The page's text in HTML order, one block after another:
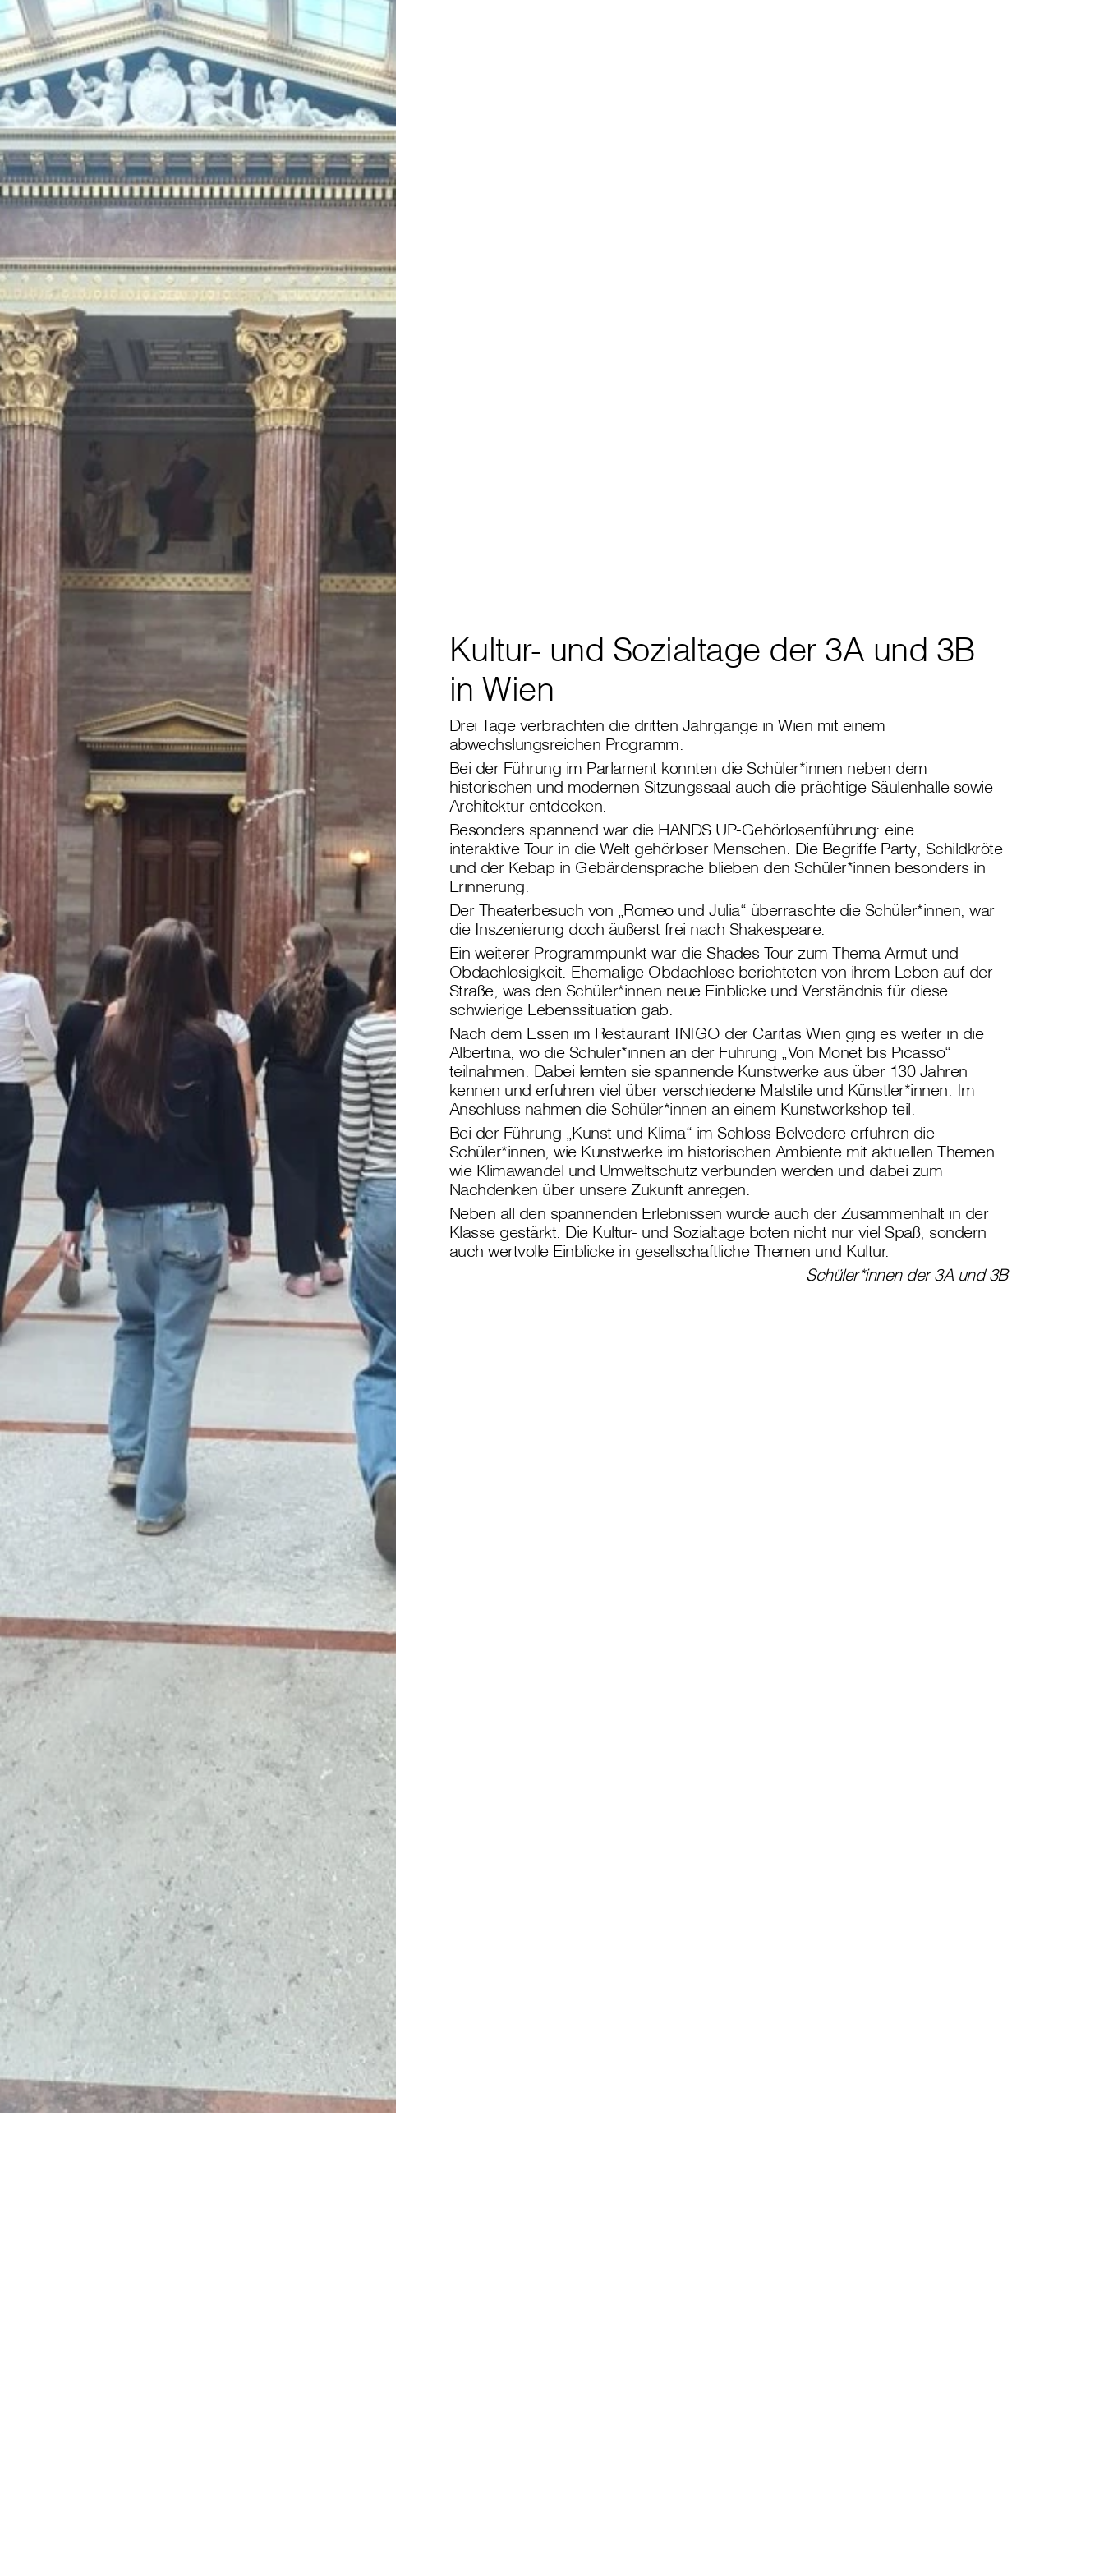
Kultur- und Sozialtage der 3A und 3B
in Wien
Drei Tage verbrachten die dritten Jahrgänge in Wien mit einem
abwechslungsreichen Programm.
Bei der Führung im Parlament konnten die Schüler*innen neben dem
historischen und modernen Sitzungssaal auch die prächtige Säulenhalle sowie
Architektur entdecken.
Besonders spannend war die HANDS UP-Gehörlosenführung: eine
interaktive Tour in die Welt gehörloser Menschen. Die Begriffe Party, Schildkröte
und der Kebap in Gebärdensprache blieben den Schüler*innen besonders in
Erinnerung.
Der Theaterbesuch von „Romeo und Julia“ überraschte die Schüler*innen, war
die Inszenierung doch äußerst frei nach Shakespeare.
Ein weiterer Programmpunkt war die Shades Tour zum Thema Armut und
Obdachlosigkeit. Ehemalige Obdachlose berichteten von ihrem Leben auf der
Straße, was den Schüler*innen neue Einblicke und Verständnis für diese
schwierige Lebenssituation gab.
Nach dem Essen im Restaurant INIGO der Caritas Wien ging es weiter in die
Albertina, wo die Schüler*innen an der Führung „Von Monet bis Picasso“
teilnahmen. Dabei lernten sie spannende Kunstwerke aus über 130 Jahren
kennen und erfuhren viel über verschiedene Malstile und Künstler*innen. Im
Anschluss nahmen die Schüler*innen an einem Kunstworkshop teil.
Bei der Führung „Kunst und Klima“ im Schloss Belvedere erfuhren die
Schüler*innen, wie Kunstwerke im historischen Ambiente mit aktuellen Themen
wie Klimawandel und Umweltschutz verbunden werden und dabei zum
Nachdenken über unsere Zukunft anregen.
Neben all den spannenden Erlebnissen wurde auch der Zusammenhalt in der
Klasse gestärkt. Die Kultur- und Sozialtage boten nicht nur viel Spaß, sondern
auch wertvolle Einblicke in gesellschaftliche Themen und Kultur.
Schüler*innen der 3A und 3B